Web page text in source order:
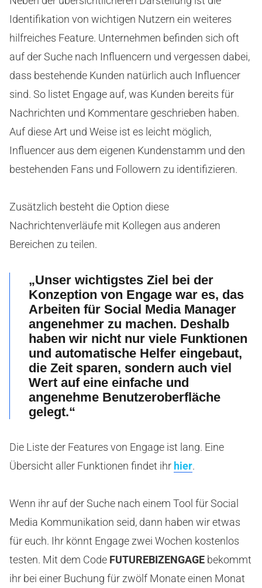
Identifikation von wichtigen Nutzern ein weiteres
hilfreiches Feature. Unternehmen befinden sich oft
auf der Suche nach Influencern und vergessen dabei,
dass bestehende Kunden natürlich auch Influencer
sind. So listet Engage auf, was Kunden bereits für
Nachrichten und Kommentare geschrieben haben.
Auf diese Art und Weise ist es leicht möglich,
Influencer aus dem eigenen Kundenstamm und den
bestehenden Fans und Followern zu identifizieren.
Zusätzlich besteht die Option diese
Nachrichtenverläufe mit Kollegen aus anderen
Bereichen zu teilen.
„Unser wichtigstes Ziel bei der
Konzeption von Engage war es, das
Arbeiten für Social Media Manager
angenehmer zu machen. Deshalb
haben wir nicht nur viele Funktionen
und automatische Helfer eingebaut,
die Zeit sparen, sondern auch viel
Wert auf eine einfache und
angenehme Benutzeroberfläche
gelegt.“
Die Liste der Features von Engage ist lang. Eine
Übersicht aller Funktionen findet ihr hier.
Wenn ihr auf der Suche nach einem Tool für Social
Media Kommunikation seid, dann haben wir etwas
für euch. Ihr könnt Engage zwei Wochen kostenlos
testen. Mit dem Code FUTUREBIZENGAGE bekommt
ihr bei einer Buchung für zwölf Monate einen Monat